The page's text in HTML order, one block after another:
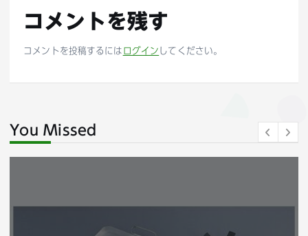
コメントを残す
コメントを投稿するには ログイン してください。
You Missed